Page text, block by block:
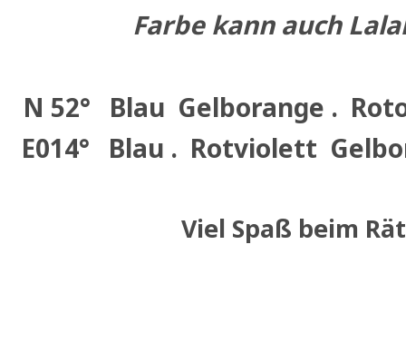
Farbe kann auch
N 52° Blau Gelborange .
E014°
Blau . Rotviolett
Viel Spaß beim